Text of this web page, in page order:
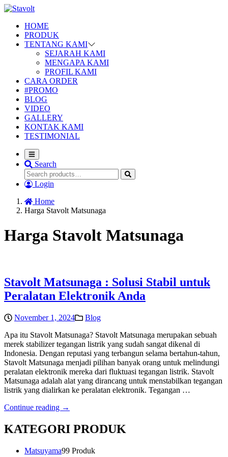
HOME
PRODUK
TENTANG KAMI
SEJARAH KAMI
MENGAPA KAMI
PROFIL KAMI
CARA ORDER
#PROMO
BLOG
VIDEO
GALLERY
KONTAK KAMI
TESTIMONIAL
Search
Login
Home
Harga Stavolt Matsunaga
Harga Stavolt Matsunaga
Stavolt Matsunaga : Solusi Stabil untuk
Peralatan Elektronik Anda
November 1, 2024
Blog
Apa itu Stavolt Matsunaga? Stavolt Matsunaga merupakan sebuah
merek stabilizer tegangan listrik yang sudah sangat dikenal di
Indonesia. Dengan reputasi yang terbangun selama bertahun-tahun,
Stavolt Matsunaga menjadi pilihan banyak orang untuk melindungi
peralatan elektronik mereka dari fluktuasi tegangan listrik. Stavolt
Matsunaga adalah alat yang dirancang untuk menstabilkan tegangan
listrik yang dialirkan ke peralatan elektronik. Tegangan …
Continue reading →
KATEGORI PRODUK
Matsuyama99 Produk